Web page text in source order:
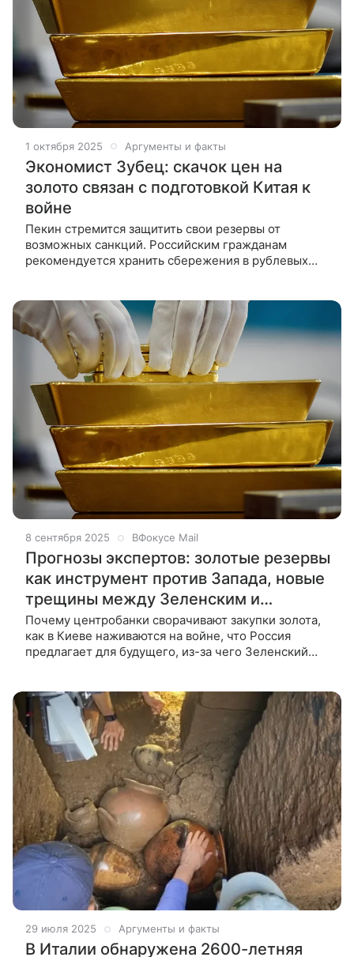
1 октября 2025 Аргументы и факты
Экономист Зубец: скачок цен на
золото связан с подготовкой Китая к
войне
Пекин стремится защитить свои резервы от
возможных санкций. Российским гражданам
рекомендуется хранить сбережения в рублевых
эксперт Алексей Зубец в беседе с «Лентой.ру»
8 сентября 2025 ВФокусе Mail
Прогнозы экспертов: золотые резервы
как инструмент против Запада, новые
трещины между Зеленским и
Трампом
Почему центробанки сворачивают закупки золота,
как в Киеве наживаются на войне, что Россия
предлагает для будущего, из-за чего Зеленский
29 июля 2025 Аргументы и факты
В Италии обнаружена 2600-летняя